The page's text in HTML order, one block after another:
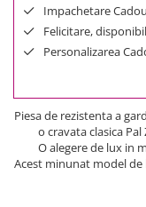
Impachetare
Felicitare,
Personalizarea
Piesa de rezistenta a
o cravata clasica
O alegere de lux in
Acest minunat model de